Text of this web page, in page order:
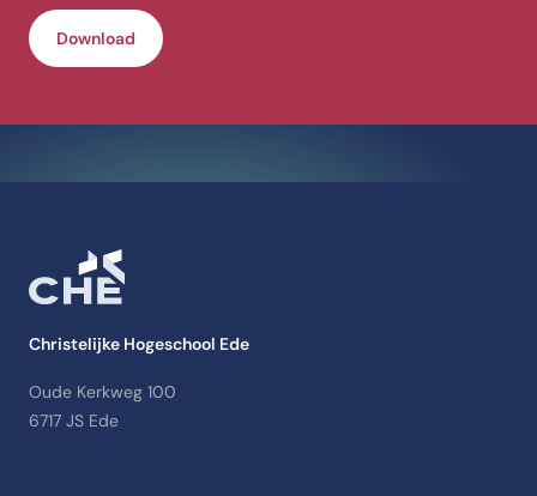
Download
Christelijke Hogeschool Ede
Oude Kerkweg 100
6717 JS Ede